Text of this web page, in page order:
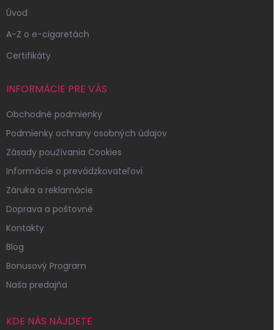
Úvod
A-Z o e-cigaretách
Certifikáty
INFORMÁCIE PRE VÁS
Obchodné podmienky
Podmienky ochrany osobných údajov
Zásady používania Cookies
Informácie o prevádzkovateľovi
Záruka a reklamácie
Doprava a poštovné
Kontakty
Blog
Bonusový Program
Naša predajňa
KDE NÁS NÁJDETE